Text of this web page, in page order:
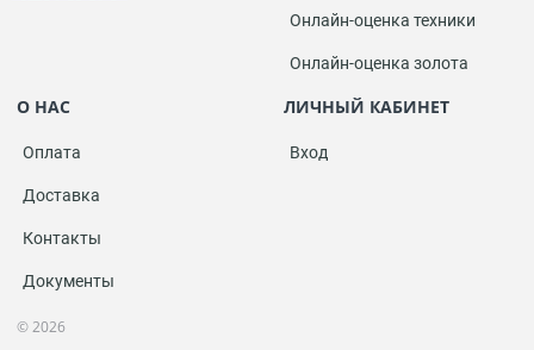
Онлайн-оценка техники
Онлайн-оценка золота
О НАС
Оплата
Доставка
Контакты
Документы
ЛИЧНЫЙ КАБИНЕТ
Вход
© 2026